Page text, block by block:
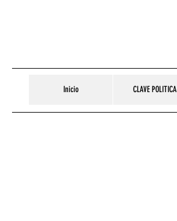
Inicio CLAVE POLITICA